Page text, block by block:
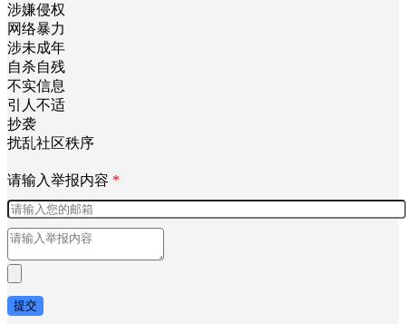
涉嫌侵权
网络暴力
涉未成年
自杀自残
不实信息
引人不适
抄袭
扰乱社区秩序
请输入举报内容 *
提交